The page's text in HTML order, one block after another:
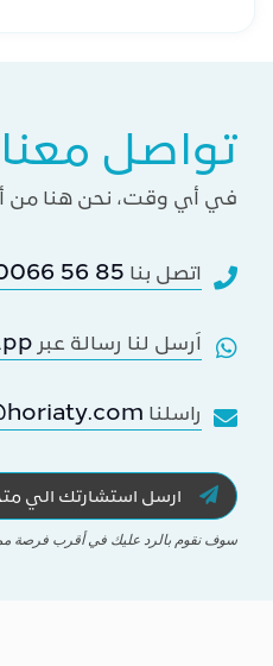
تواصل معنا
في أي وقت، نحن هنا من
اتصل بنا 56 85
اَرسل لنا رسالة عبر
راسلنا
ارسل استشارتك الي
سوف نقوم بالرد عليك في أقرب فرصة